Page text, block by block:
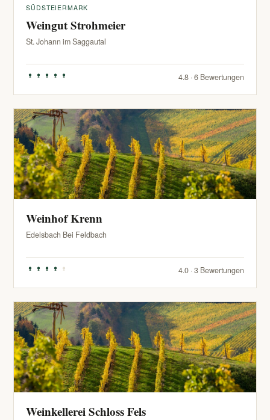
SÜDSTEIERMARK
Weingut Strohmeier
St. Johann im Saggautal
4.8 · 6 Bewertungen
Weinhof Krenn
Edelsbach Bei Feldbach
4.0 · 3 Bewertungen
Weinkellerei Schloss Fels